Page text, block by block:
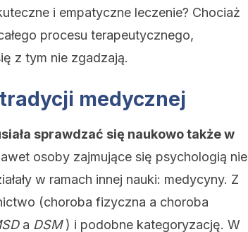
i empatyczne leczenie? Chociaż
procesu terapeutycznego,
z tym nie zgadzają.
medycznej
sprawdzać się naukowo także w
osoby zajmujące się psychologią nie
w ramach innej nauki: medycyny. Z
(choroba fizyczna a choroba
a DSM) i podobne kategoryzację. W